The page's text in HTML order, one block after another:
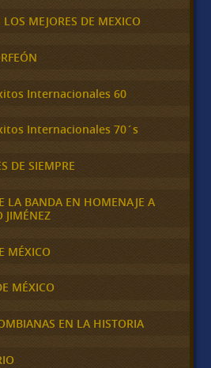
MEJORES DE MEXICO
Internacionales 60
Internacionales 70´s
DE SIEMPRE
LA BANDA EN HOMENAJE A
JIMÉNEZ
MÉXICO
MÉXICO
EN LA HISTORIA